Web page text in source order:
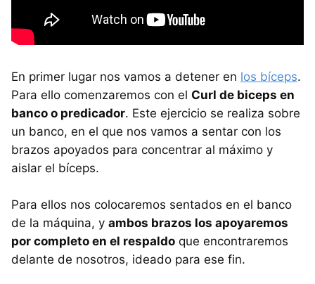
En primer lugar nos vamos a detener en los bíceps.
Para ello comenzaremos con el Curl de biceps en
banco o predicador. Este ejercicio se realiza sobre
un banco, en el que nos vamos a sentar con los
brazos apoyados para concentrar al máximo y
aislar el bíceps.
Para ellos nos colocaremos sentados en el banco
de la máquina, y ambos brazos los apoyaremos
por completo en el respaldo que encontraremos
delante de nosotros, ideado para ese fin.